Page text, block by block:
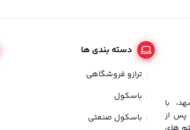
با
پس از
دسته بندی ها
ترازو فروشگاهی
باسکول
باسکول صنعتی